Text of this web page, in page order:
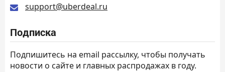
support@uberdeal.ru
Подписка
Подпишитесь на email рассылку, чтобы получать
новости о сайте и главных распродажах в году.